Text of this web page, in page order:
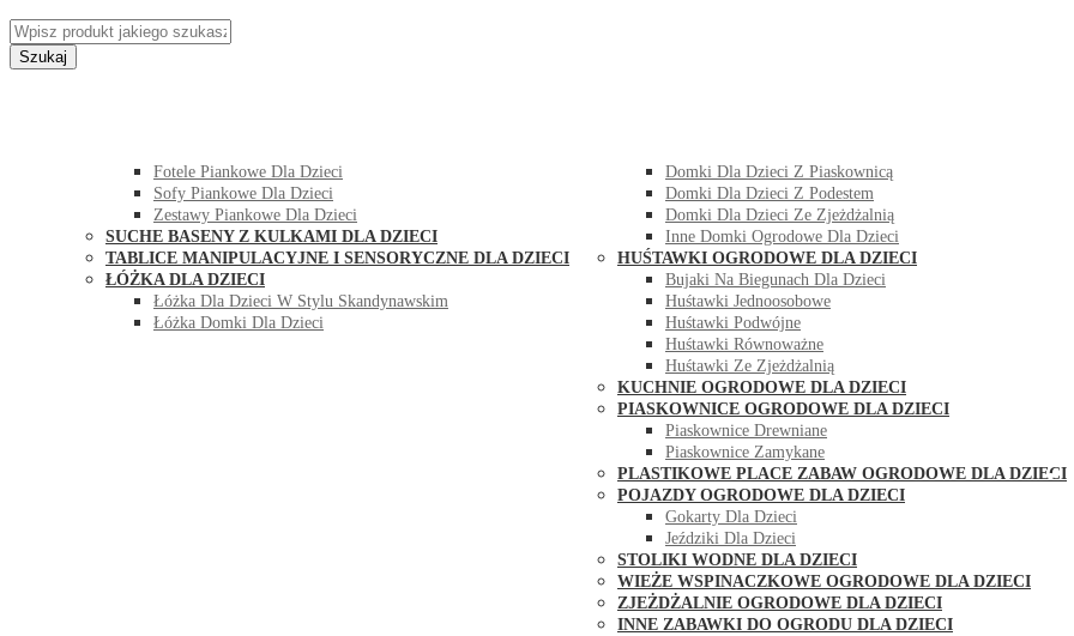
Szukaj
Fotele Piankowe Dla Dzieci
Sofy Piankowe Dla Dzieci
Zestawy Piankowe Dla Dzieci
SUCHE BASENY Z KULKAMI DLA DZIECI
TABLICE MANIPULACYJNE I SENSORYCZNE DLA DZIECI
ŁÓŻKA DLA DZIECI
Łóżka Dla Dzieci W Stylu Skandynawskim
Łóżka Domki Dla Dzieci
Domki Dla Dzieci Z Piaskownicą
Domki Dla Dzieci Z Podestem
Domki Dla Dzieci Ze Zjeżdżalnią
Inne Domki Ogrodowe Dla Dzieci
HUŚTAWKI OGRODOWE DLA DZIECI
Bujaki Na Biegunach Dla Dzieci
Huśtawki Jednoosobowe
Huśtawki Podwójne
Huśtawki Równoważne
Huśtawki Ze Zjeżdżalnią
KUCHNIE OGRODOWE DLA DZIECI
PIASKOWNICE OGRODOWE DLA DZIECI
Piaskownice Drewniane
Piaskownice Zamykane
PLASTIKOWE PLACE ZABAW OGRODOWE DLA DZIECI
POJAZDY OGRODOWE DLA DZIECI
Gokarty Dla Dzieci
Jeździki Dla Dzieci
STOLIKI WODNE DLA DZIECI
WIEŻE WSPINACZKOWE OGRODOWE DLA DZIECI
ZJEŻDŻALNIE OGRODOWE DLA DZIECI
INNE ZABAWKI DO OGRODU DLA DZIECI